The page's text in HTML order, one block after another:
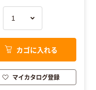
カゴに入れる
マイカタログ登録